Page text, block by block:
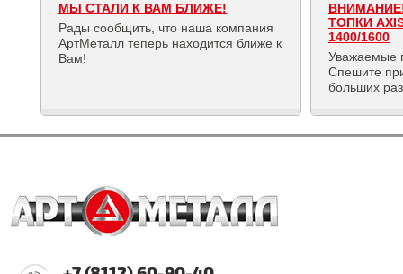
МЫ СТАЛИ К ВАМ БЛИЖЕ!
Рады сообщить, что наша компания
АртМеталл теперь находится ближе к
Вам!
ТОПКИ
1400/1600
Уважаемые
Спешите
больших